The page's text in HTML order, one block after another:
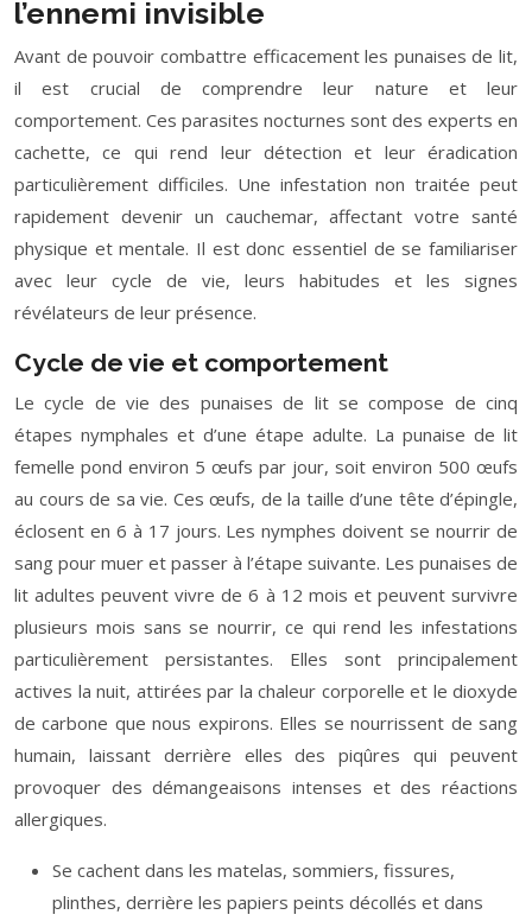
l’ennemi invisible
Avant de pouvoir combattre efficacement les punaises de lit,
il est crucial de comprendre leur nature et leur
comportement. Ces parasites nocturnes sont des experts en
cachette, ce qui rend leur détection et leur éradication
particulièrement difficiles. Une infestation non traitée peut
rapidement devenir un cauchemar, affectant votre santé
physique et mentale. Il est donc essentiel de se familiariser
avec leur cycle de vie, leurs habitudes et les signes
révélateurs de leur présence.
Cycle de vie et comportement
Le cycle de vie des punaises de lit se compose de cinq
étapes nymphales et d’une étape adulte. La punaise de lit
femelle pond environ 5 œufs par jour, soit environ 500 œufs
au cours de sa vie. Ces œufs, de la taille d’une tête d’épingle,
éclosent en 6 à 17 jours. Les nymphes doivent se nourrir de
sang pour muer et passer à l’étape suivante. Les punaises de
lit adultes peuvent vivre de 6 à 12 mois et peuvent survivre
plusieurs mois sans se nourrir, ce qui rend les infestations
particulièrement persistantes. Elles sont principalement
actives la nuit, attirées par la chaleur corporelle et le dioxyde
de carbone que nous expirons. Elles se nourrissent de sang
humain, laissant derrière elles des piqûres qui peuvent
provoquer des démangeaisons intenses et des réactions
allergiques.
Se cachent dans les matelas, sommiers, fissures,
plinthes, derrière les papiers peints décollés et dans